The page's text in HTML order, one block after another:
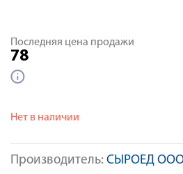
Производитель: СЫРОЕД
Последняя цена продажи
78
Нет в наличии